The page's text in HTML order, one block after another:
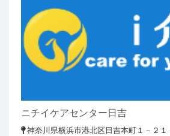
ニチイケアセンター日吉
神奈川県横浜市港北区日吉本町１－２